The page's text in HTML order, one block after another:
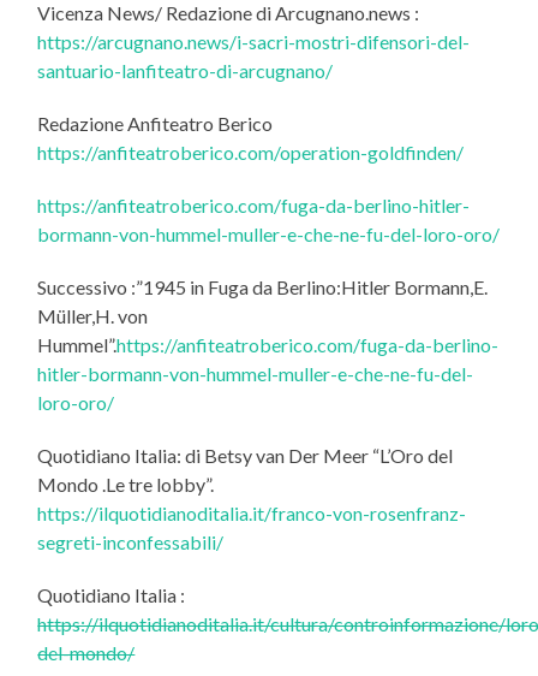
Vicenza News/ Redazione di Arcugnano.news :
https://arcugnano.news/i-sacri-mostri-difensori-del-
santuario-lanfiteatro-di-arcugnano/
Redazione Anfiteatro Berico
https://anfiteatroberico.com/operation-goldfinden/
https://anfiteatroberico.com/fuga-da-berlino-hitler-
bormann-von-hummel-muller-e-che-ne-fu-del-loro-oro/
Successivo :”1945 in Fuga da Berlino:Hitler Bormann,E.
Müller,H. von
Hummel”.https://anfiteatroberico.com/fuga-da-berlino-
hitler-bormann-von-hummel-muller-e-che-ne-fu-del-
loro-oro/
Quotidiano Italia: di Betsy van Der Meer “L’Oro del
Mondo .Le tre lobby”.
https://ilquotidianoditalia.it/franco-von-rosenfranz-
segreti-inconfessabili/
Quotidiano Italia :
https://ilquotidianoditalia.it/cultura/controinformazione/
del-mondo/